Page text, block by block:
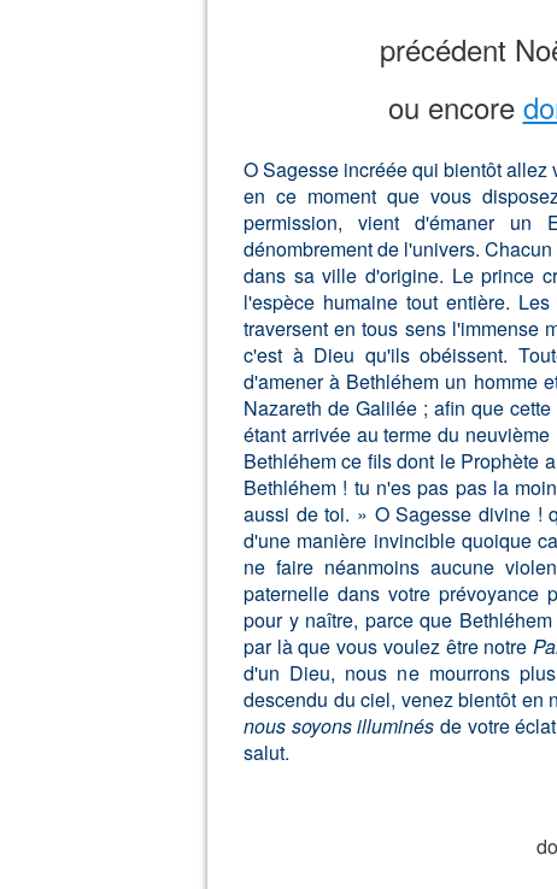
précédent
ou encore
O Sagesse incréée qui bientôt
en ce moment que vous
permission, vient d'émaner un
dénombrement de l'univers.
dans sa ville d'origine. Le prince
l'espèce humaine tout entière.
traversent en tous sens l'immense
c'est à Dieu qu'ils obéissent.
d'amener à Bethléhem un homme
Nazareth de Galilée ; afin que
étant arrivée au terme du
Bethléhem ce fils dont le Prophète
Bethléhem ! tu n'es pas pas la
aussi de toi. » O Sagesse divine !
d'une manière invincible quoique
ne faire néanmoins aucune
paternelle dans votre prévoyance
pour y naître, parce que
par là que vous voulez être notre
d'un Dieu, nous ne mourrons
descendu du ciel, venez bientôt en
nous soyons illuminés de votre
salut.